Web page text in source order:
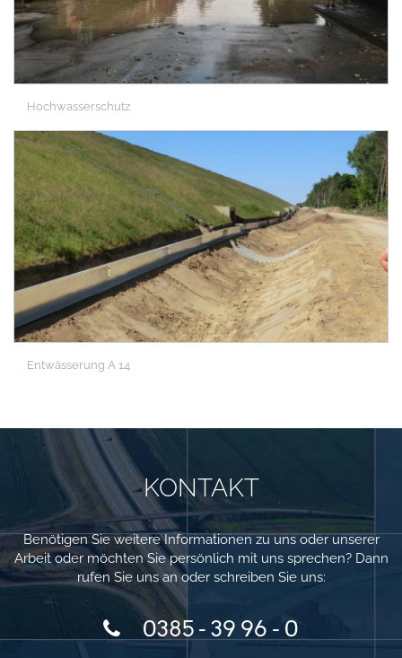
Hochwasserschutz
Entwässerung A 14
KONTAKT
Benötigen Sie weitere Informationen zu uns oder unserer
Arbeit oder möchten Sie persönlich mit uns sprechen? Dann
rufen Sie uns an oder schreiben Sie uns:
0385 - 39 96 - 0